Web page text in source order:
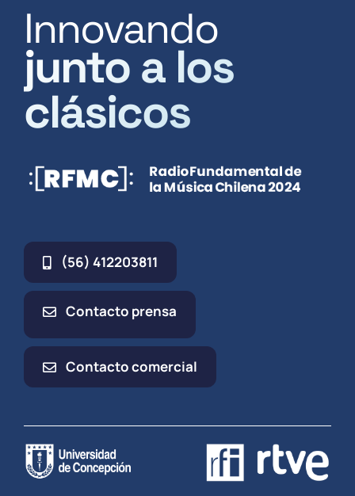
Innovando
junto a los
clásicos
(56) 412203811
Contacto prensa
Contacto comercial